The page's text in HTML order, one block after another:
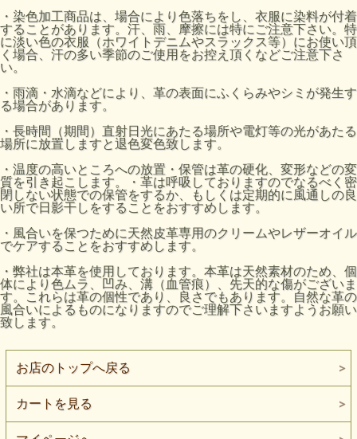
・染色加工商品は、場合により色落ちをし、衣服に染料が付着
することがあります。汗、雨、摩擦には特にご注意下さい。特
に淡い色の衣服（ホワイトデニムやスラックス等）にお使い頂
く場合、汗の多い季節のご使用をお控え頂くなどご注意下さ
い。
・雨滴・水滴などにより、革の表面にふくらみやシミが発生す
る場合があります。
・長時間（期間）直射日光にあたる場所や電灯等の光があたる
場所に放置しますと退色変色致します。
・温度の高いところへの放置・保管は革の硬化、変形などの変
質を引き起こします。・革は呼吸しておりますのでなるべく密
閉しない状態での保管をするか、もしくは定期的に風通しの良
い所で日影干しをすることをおすすめします。
・風合いを保つために天然皮革専用のクリームやレザーオイル
でケアすることをおすすめします。
・弊社は本革を使用しております。本革は天然素材のため、個
体により色ムラ、凹み、溝（血管痕）、先天的な傷がございま
す。これらは革の個性であり、良さでもあります。自然な革の
風合いによるものになりますのでご理解下さいますようお願い
致します。
お店のトップへ戻る
カートを見る